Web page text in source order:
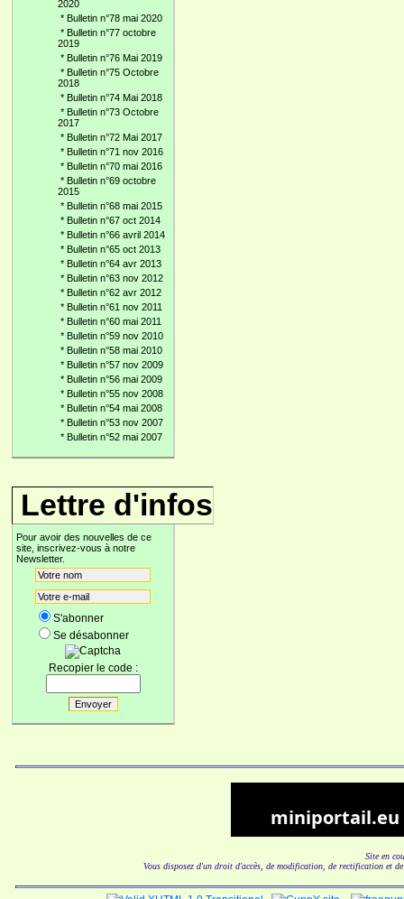
2020
* Bulletin n°78 mai 2020
* Bulletin n°77 octobre
2019
* Bulletin n°76 Mai 2019
* Bulletin n°75 Octobre
2018
* Bulletin n°74 Mai 2018
* Bulletin n°73 Octobre
2017
* Bulletin n°72 Mai 2017
* Bulletin n°71 nov 2016
* Bulletin n°70 mai 2016
* Bulletin n°69 octobre
2015
* Bulletin n°68 mai 2015
* Bulletin n°67 oct 2014
* Bulletin n°66 avril 2014
* Bulletin n°65 oct 2013
* Bulletin n°64 avr 2013
* Bulletin n°63 nov 2012
* Bulletin n°62 avr 2012
* Bulletin n°61 nov 2011
* Bulletin n°60 mai 2011
* Bulletin n°59 nov 2010
* Bulletin n°58 mai 2010
* Bulletin n°57 nov 2009
* Bulletin n°56 mai 2009
* Bulletin n°55 nov 2008
* Bulletin n°54 mai 2008
* Bulletin n°53 nov 2007
* Bulletin n°52 mai 2007
Lettre d'infos
Pour avoir des nouvelles de ce
site, inscrivez-vous à notre
Newsletter.
S'abonner
Se désabonner
Recopier le code :
Site en
Vous disposez d'un droit d'accès, de modification, de rectification et